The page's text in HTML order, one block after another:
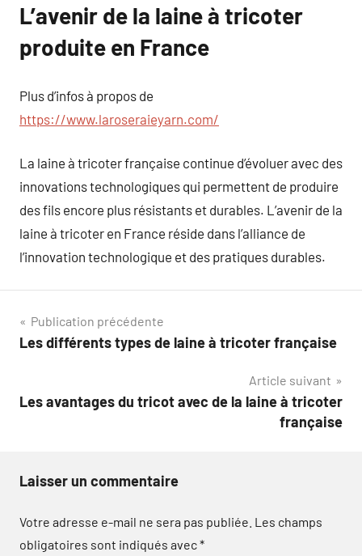
L’avenir de la laine à tricoter
produite en France
Plus d’infos à propos de
https://www.laroseraieyarn.com/
La laine à tricoter française continue d’évoluer avec des
innovations technologiques qui permettent de produire
des fils encore plus résistants et durables. L’avenir de la
laine à tricoter en France réside dans l’alliance de
l’innovation technologique et des pratiques durables.
Navigation
de
Publication précédente
Les différents types de laine à tricoter française
Article suivant
Les avantages du tricot avec de la laine à tricoter
française
Laisser un commentaire
Votre adresse e-mail ne sera pas publiée. Les champs
obligatoires sont indiqués avec*